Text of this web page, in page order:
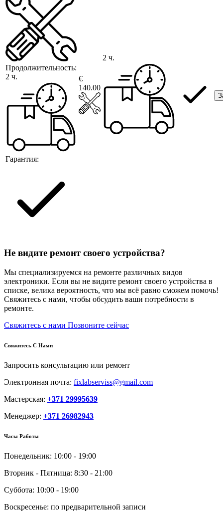
Продолжительность:
2 ч.
Гарантия:
€
140.00
2 ч.
Не видите ремонт своего устройства?
Мы специализируемся на ремонте различных видов
электроники. Если вы не видите ремонт своего устройства в
списке, велика вероятность, что мы всё равно сможем помочь!
Свяжитесь с нами, чтобы обсудить ваши потребности в
ремонте.
Свяжитесь с нами Позвоните сейчас
Свяжитесь С Нами
Запросить консультацию или ремонт
Электронная почта: fixlabserviss@gmail.com
Мастерская: +371 29995639
Менеджер: +371 26982943
Часы Работы
Понедельник: 10:00 - 19:00
Вторник - Пятница: 8:30 - 21:00
Суббота: 10:00 - 19:00
Воскресенье: по предварительной записи